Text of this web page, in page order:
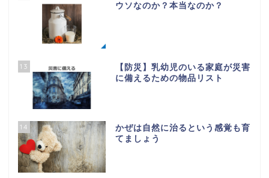
ウソなのか？本当なのか？
13
【防災】乳幼児のいる家庭が災害
に備えるための物品リスト
14
かぜは自然に治るという感覚も育
てましょう